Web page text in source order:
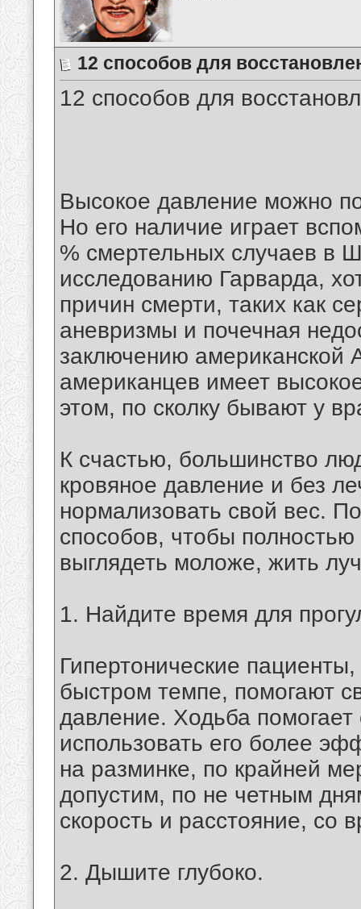
12 способов для
12 способов для
Высокое давление можно
Но его наличие играет
% смертельных случаев в
исследованию Гарварда,
причин смерти, таких как
аневризмы и почечная
заключению американской
американцев имеет
этом, по сколку бывают у
К счастью, большинство
кровяное давление и без
нормализовать свой вес.
способов, чтобы
выглядеть моложе, жить
1. Найдите время для
Гипертонические
быстром темпе, помогают
давление. Ходьба помогает
использовать его более
на разминке, по крайней
допустим, по не четным
скорость и расстояние, со
2. Дышите глубоко.